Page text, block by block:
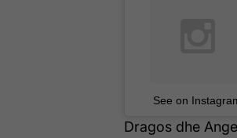
See on
Dragos dhe